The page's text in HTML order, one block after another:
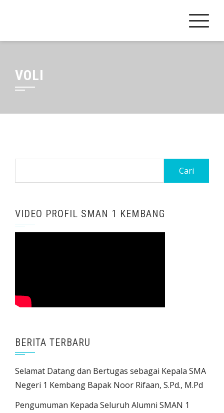
VOLI
VIDEO PROFIL SMAN 1 KEMBANG
BERITA TERBARU
Selamat Datang dan Bertugas sebagai Kepala SMA
Negeri 1 Kembang Bapak Noor Rifaan, S.Pd., M.Pd
Pengumuman Kepada Seluruh Alumni SMAN 1